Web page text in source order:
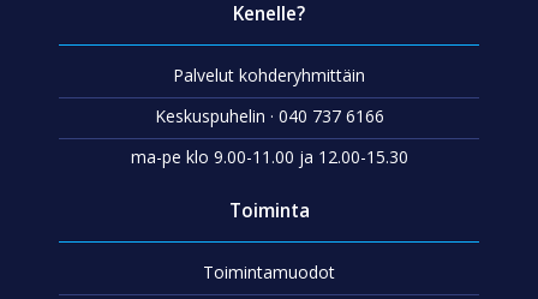
Kenelle?
Palvelut kohderyhmittäin
Keskuspuhelin · 040 737 6166
ma-pe klo 9.00-11.00 ja 12.00-15.30
Toiminta
Toimintamuodot